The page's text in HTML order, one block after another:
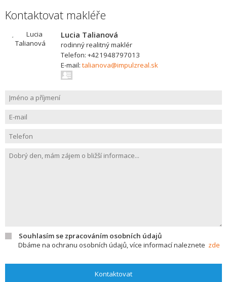
Kontaktovat makléře
Lucia Talianová
rodinný realitný maklér
Telefon: +421948797013
E-mail: talianova@impulzreal.sk
Souhlasím se zpracováním osobních údajů
Dbáme na ochranu osobních údajů, více informací naleznete zde
Kontaktovat